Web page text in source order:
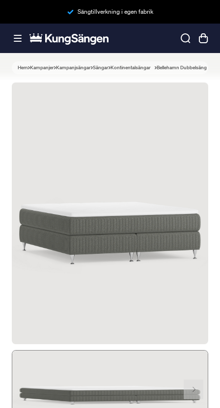
Sängtillverkning i egen fabrik
Hem Kampanjer Kampanjsängar Sängar Kontinentalsängar Bellehamn Dubbelsäng